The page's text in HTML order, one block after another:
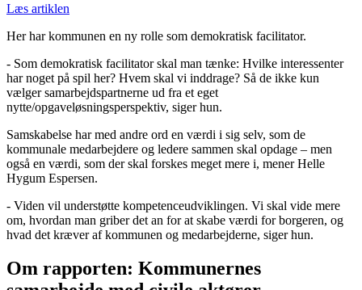
Læs artiklen
Her har kommunen en ny rolle som demokratisk facilitator.
- Som demokratisk facilitator skal man tænke: Hvilke interessenter
har noget på spil her? Hvem skal vi inddrage? Så de ikke kun
vælger samarbejdspartnerne ud fra et eget
nytte/opgaveløsningsperspektiv, siger hun.
Samskabelse har med andre ord en værdi i sig selv, som de
kommunale medarbejdere og ledere sammen skal opdage – men
også en værdi, som der skal forskes meget mere i, mener Helle
Hygum Espersen.
- Viden vil understøtte kompetenceudviklingen. Vi skal vide mere
om, hvordan man griber det an for at skabe værdi for borgeren, og
hvad det kræver af kommunen og medarbejderne, siger hun.
Om rapporten: Kommunernes